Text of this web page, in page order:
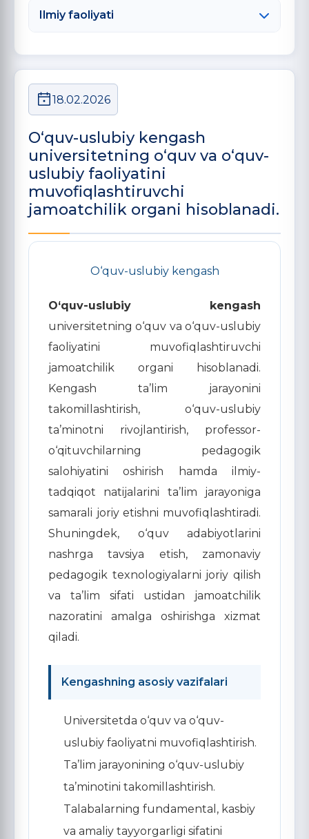
Ilmiy faoliyati
18.02.2026
O‘quv-uslubiy kengash
universitetning o‘quv va o‘quv-
uslubiy faoliyatini
muvofiqlashtiruvchi
jamoatchilik organi hisoblanadi.
O‘quv-uslubiy kengash
O‘quv-uslubiy kengash
universitetning o‘quv va o‘quv-uslubiy
faoliyatini muvofiqlashtiruvchi
jamoatchilik organi hisoblanadi.
Kengash ta’lim jarayonini
takomillashtirish, o‘quv-uslubiy
ta’minotni rivojlantirish, professor-
o‘qituvchilarning pedagogik
salohiyatini oshirish hamda ilmiy-
tadqiqot natijalarini ta’lim jarayoniga
samarali joriy etishni muvofiqlashtiradi.
Shuningdek, o‘quv adabiyotlarini
nashrga tavsiya etish, zamonaviy
pedagogik texnologiyalarni joriy qilish
va ta’lim sifati ustidan jamoatchilik
nazoratini amalga oshirishga xizmat
qiladi.
Kengashning asosiy vazifalari
Universitetda o‘quv va o‘quv-
uslubiy faoliyatni muvofiqlashtirish.
Ta’lim jarayonining o‘quv-uslubiy
ta’minotini takomillashtirish.
Talabalarning fundamental, kasbiy
va amaliy tayyorgarligi sifatini